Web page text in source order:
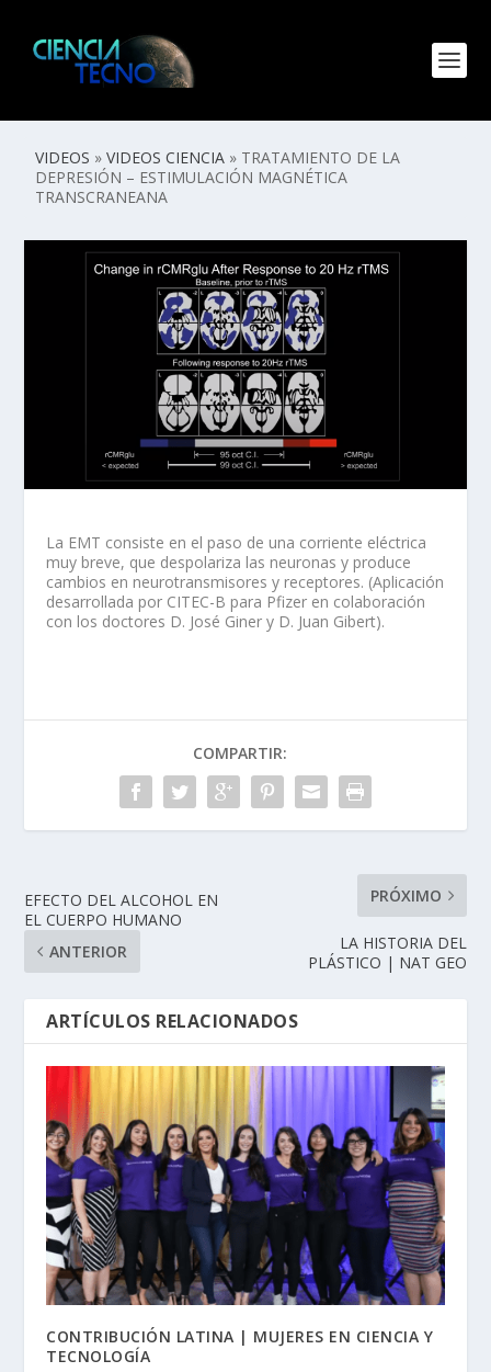
VIDEOS »VIDEOS CIENCIA » TRATAMIENTO DE LA
DEPRESIÓN – ESTIMULACIÓN MAGNÉTICA
TRANSCRANEANA
La EMT consiste en el paso de una corriente eléctrica
muy breve, que despolariza las neuronas y produce
cambios en neurotransmisores y receptores. (Aplicación
desarrollada por CITEC-B para Pfizer en colaboración
con los doctores D. José Giner y D. Juan Gibert).
COMPARTIR:
EFECTO DEL ALCOHOL EN
EL CUERPO HUMANO
ANTERIOR
PRÓXIMO
LA HISTORIA DEL
PLÁSTICO | NAT GEO
ARTÍCULOS RELACIONADOS
CONTRIBUCIÓN LATINA | MUJERES EN CIENCIA Y
TECNOLOGÍA